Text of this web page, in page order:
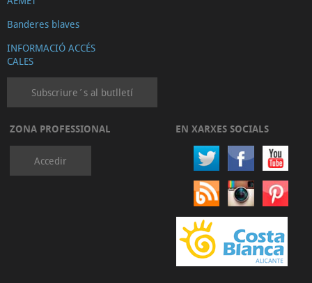
Banderes blaves
INFORMACIÓ ACCÉS
CALES
Subscriure´s al butlletí
ZONA PROFESSIONAL
Accedir
EN XARXES SOCIALS